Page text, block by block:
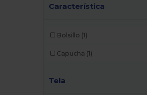
Característica
Bolsillo (1)
Capucha (1)
Tela